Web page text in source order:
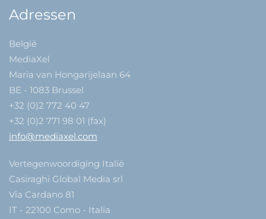
Adressen
België
MediaXel
Maria van Hongarijelaan 64
BE - 1083 Brussel
+32 (0)2 772 40 47
+32 (0)2 771 98 01 (fax)
info@mediaxel.com
Vertegenwoordiging Italië
Casiraghi Global Media srl
Via Cardano 81
IT - 22100 Como - Italia